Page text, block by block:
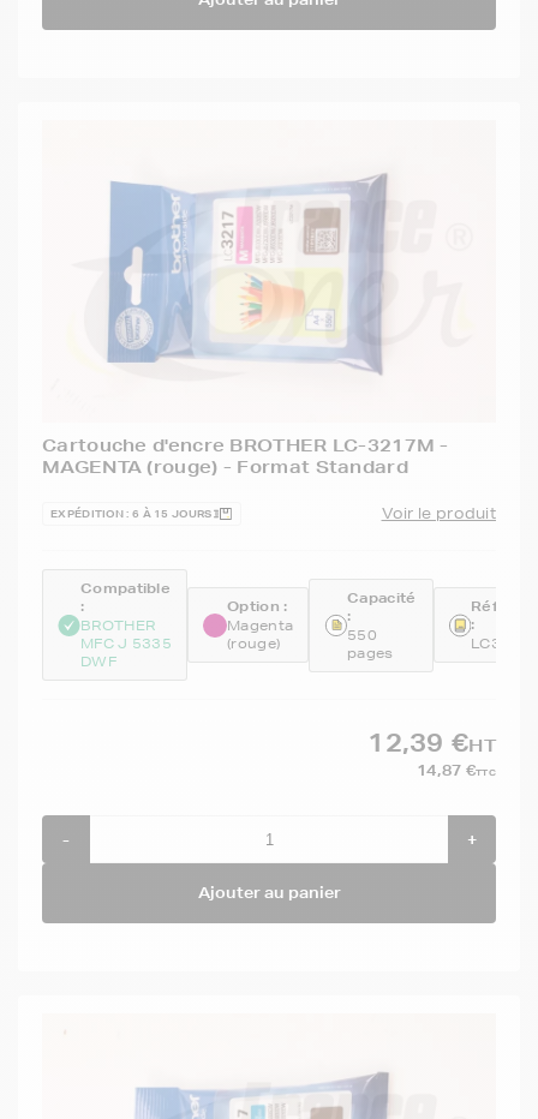
Cartouche d'encre BROTHER LC-3217M -
MAGENTA (rouge) - Format Standard
EXPÉDITION : 6 À 15 JOURS Voir le produit
Compatible
:
BROTHER
MFC J 5335
DWF
Option :
Magenta
(rouge)
Capacité
:
550
pages
:
12,39 €HT
14,87 €TTC
- +
Ajouter au panier